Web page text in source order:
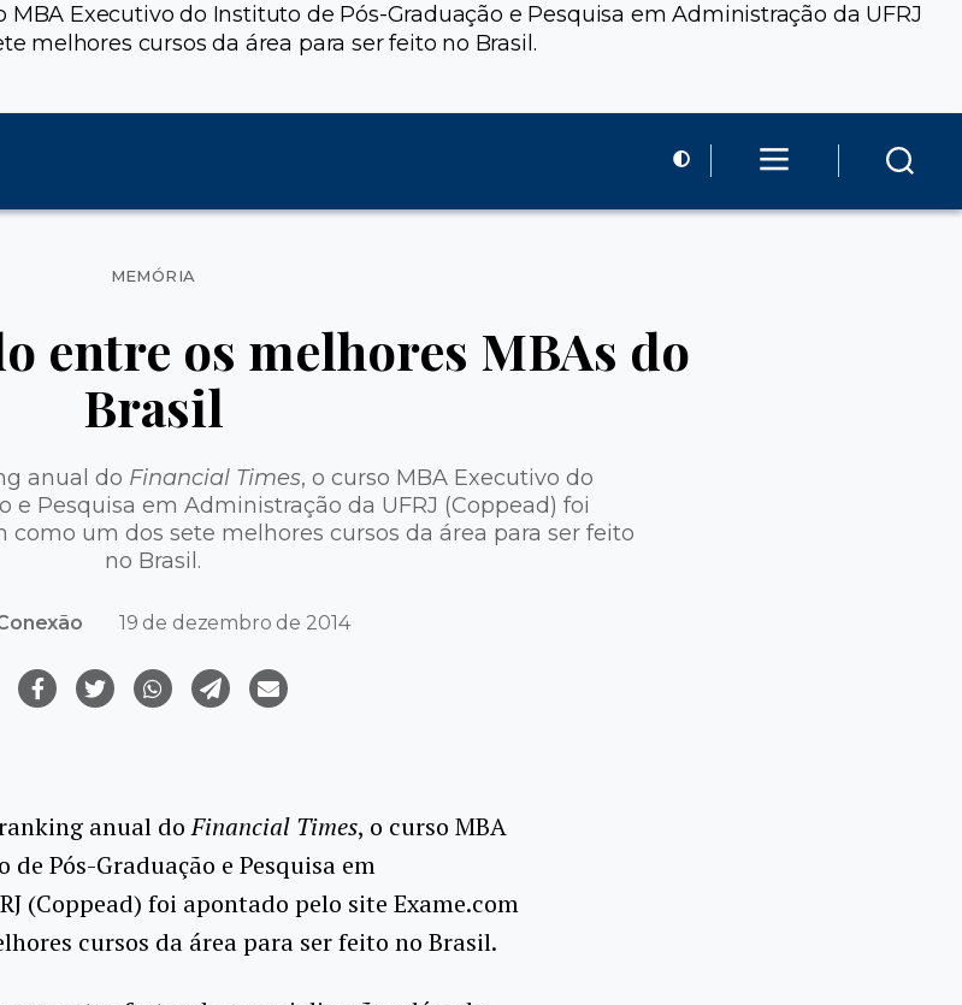
MBA Executivo do Instituto de Pós-Graduação e Pesquisa em Administração da UFRJ
melhores cursos da área para ser feito no Brasil.
Categorias
MEMÓRIA
entre os melhores MBAs do
Brasil
anual do Financial Times, o curso MBA Executivo do
e Pesquisa em Administração da UFRJ (Coppead) foi
um dos sete melhores cursos da área para ser feito
no Brasil.
19 de dezembro de 2014
anual doFinancial Times, o curso MBA
Pós-Graduação e Pesquisa em
(Coppead) foi apontado pelo site Exame.com
cursos da área para ser feito no Brasil.